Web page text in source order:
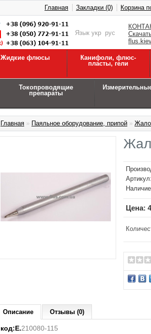
Язык укр рус
Главная Закладки (0) Корзина
Жидкие флюсы
Канифоли, флюс-
пласты, гели
Токопроводящие
препараты
Главная » Паяльное оборудование, припой » Жало
Артикул:
Цена:
Описание Отзывы (0)
код:Е.210080-115